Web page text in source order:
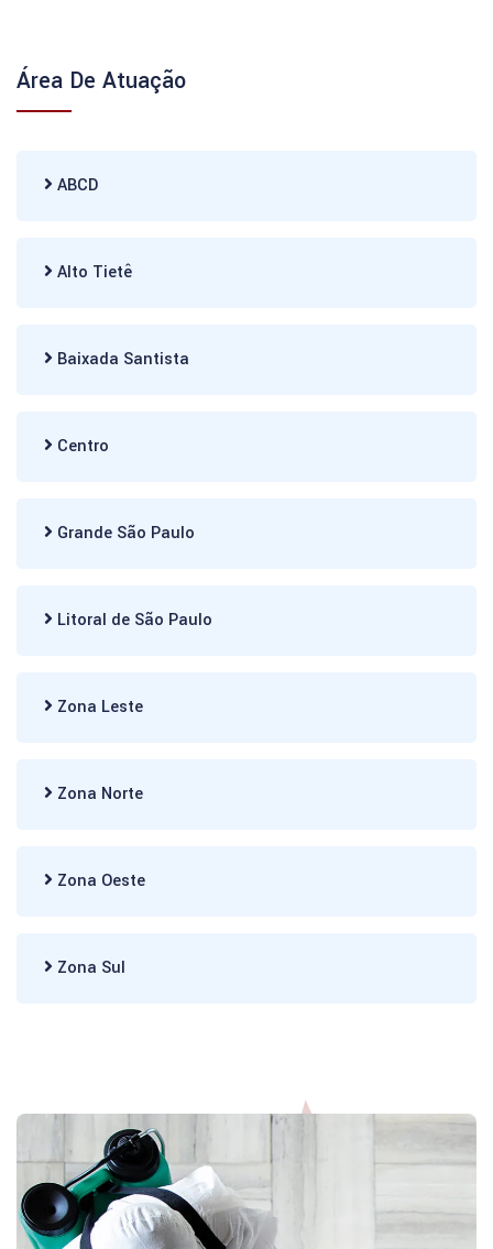
Área De Atuação
ABCD
Alto Tietê
Baixada Santista
Centro
Grande São Paulo
Litoral de São Paulo
Zona Leste
Zona Norte
Zona Oeste
Zona Sul